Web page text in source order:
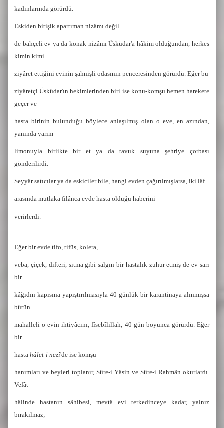
kadınlarında görürdü.
Eskiden bitişik apartıman nizâmı değil
de bahçeli ev ya da konak nizâmı Üsküdar'a hâkim olduğundan, herkes
kimin kimi
ziyâret ettiğini evinin şahnişli odasının penceresinden görürdü. Eğer bu
ziyâretçi Üsküdar'ın hekimlerinden biri ise konu-komşu hemen harekete
geçer ve
hasta birinin bulunduğu böylece anlaşılmış olan o eve, en azından,
yanında yarım
limonuyla birlikte bir et ya da tavuk suyuna şehriye çorbası
gönderilirdi.
Seyyâr satıcılar ya da eskiciler bile, hangi evden çağırılmışlarsa, iki lâf
arasında mutlakā filânca evde hasta olduğu haberini
verirlerdi.
Eğer bir evde tifo, tifüs, kolera,
veba, çiçek, difteri, sıtma gibi salgın bir hastalık zuhur etmiş de ev sarı
bir
kâğıdın kapısına yapıştırılmasıyla 40 günlük bir karantinaya alınmışsa
bütün
mahalleli o evin ihtiyâcını, fîsebîlillāh, 40 gün boyunca görürdü. Eğer
bir
hastahâlet-i nezi'de ise komşu
hanımları ve beyleri toplanır, Sûre-i Yâsin ve Sûre-i Rahmân okurlardı.
Vefât
hâlinde hastanın sâhibesi, mevtâ evi terkedinceye kadar, yalnız
bırakılmaz;